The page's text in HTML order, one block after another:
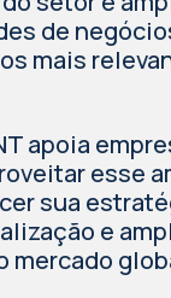
de
mais
apoia
esse
sua
e
mercado